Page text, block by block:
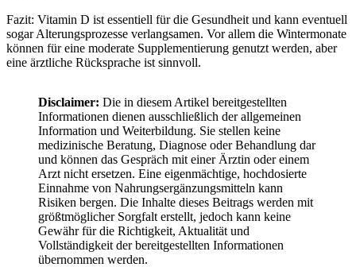
Fazit: Vitamin D ist essentiell für die Gesundheit und kann eventuell
sogar Alterungsprozesse verlangsamen. Vor allem die Wintermonate
können für eine moderate Supplementierung genutzt werden, aber
eine ärztliche Rücksprache ist sinnvoll.
Disclaimer: Die in diesem Artikel bereitgestellten
Informationen dienen ausschließlich der allgemeinen
Information und Weiterbildung. Sie stellen keine
medizinische Beratung, Diagnose oder Behandlung dar
und können das Gespräch mit einer Ärztin oder einem
Arzt nicht ersetzen. Eine eigenmächtige, hochdosierte
Einnahme von Nahrungsergänzungsmitteln kann
Risiken bergen. Die Inhalte dieses Beitrags werden mit
größtmöglicher Sorgfalt erstellt, jedoch kann keine
Gewähr für die Richtigkeit, Aktualität und
Vollständigkeit der bereitgestellten Informationen
übernommen werden.